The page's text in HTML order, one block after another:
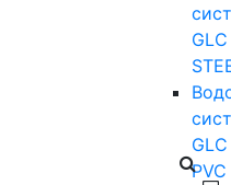
GLC
GLC
PVC